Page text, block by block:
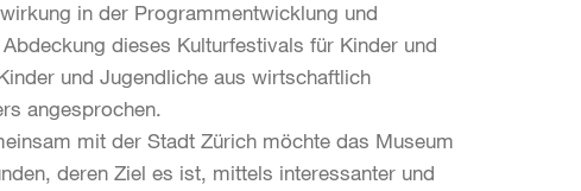
in der Programmentwicklung und
dieses Kulturfestivals für Kinder und
und Jugendliche aus wirtschaftlich
angesprochen.
mit der Stadt Zürich möchte das Museum
deren Ziel es ist, mittels interessanter und